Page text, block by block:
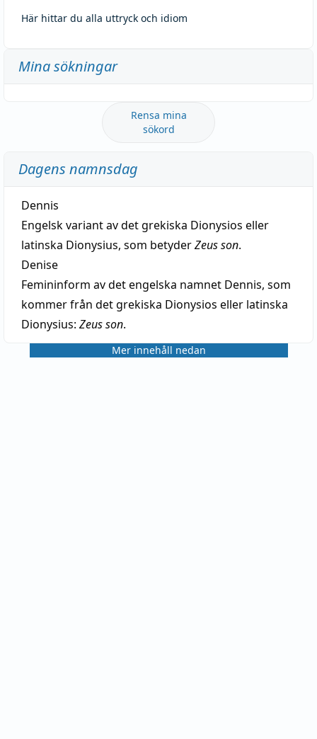
Här hittar du alla uttryck och idiom
Mina sökningar
Rensa mina
sökord
Dagens namnsdag
Dennis
Engelsk variant av det grekiska Dionysios eller
latinska Dionysius, som betyderZeus son.
Denise
Femininform av det engelska namnet Dennis, som
kommer från det grekiska Dionysios eller latinska
Dionysius: Zeus son.
Mer innehåll nedan